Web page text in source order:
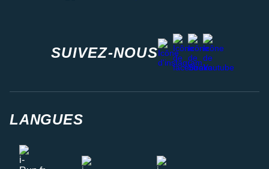
SUIVEZ-NOUS
instagram
facebook
stravayoutube
LANGUES